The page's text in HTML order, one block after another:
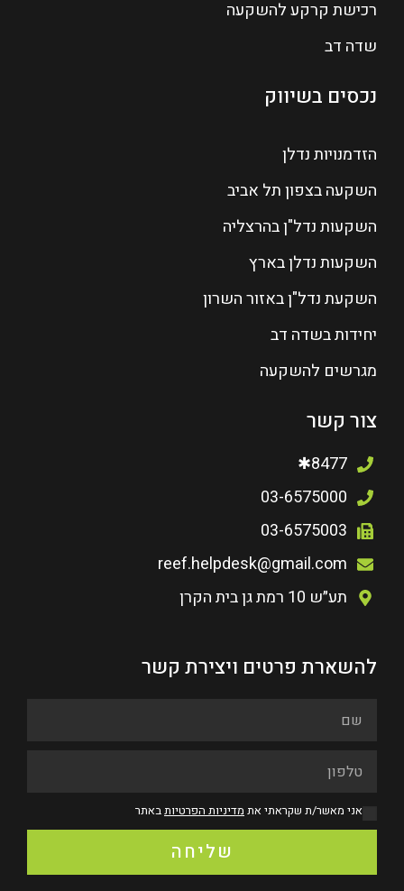
רכישת קרקע להשקעה
שדה דב
נכסים בשיווק
הזדמנויות נדלן
השקעה בצפון תל אביב
השקעות נדל"ן בהרצליה
השקעות נדלן בארץ
השקעת נדל"ן באזור השרון
יחידות בשדה דב
מגרשים להשקעה
צור קשר
8477✱
03-6575000
03-6575003
reef.helpdesk@gmail.com
תע״ש 10 רמת גן בית הקרן
להשארת פרטים ויצירת קשר
אני מאשר/ת שקראתי את מדיניות הפרטיותבאתר
שליחה